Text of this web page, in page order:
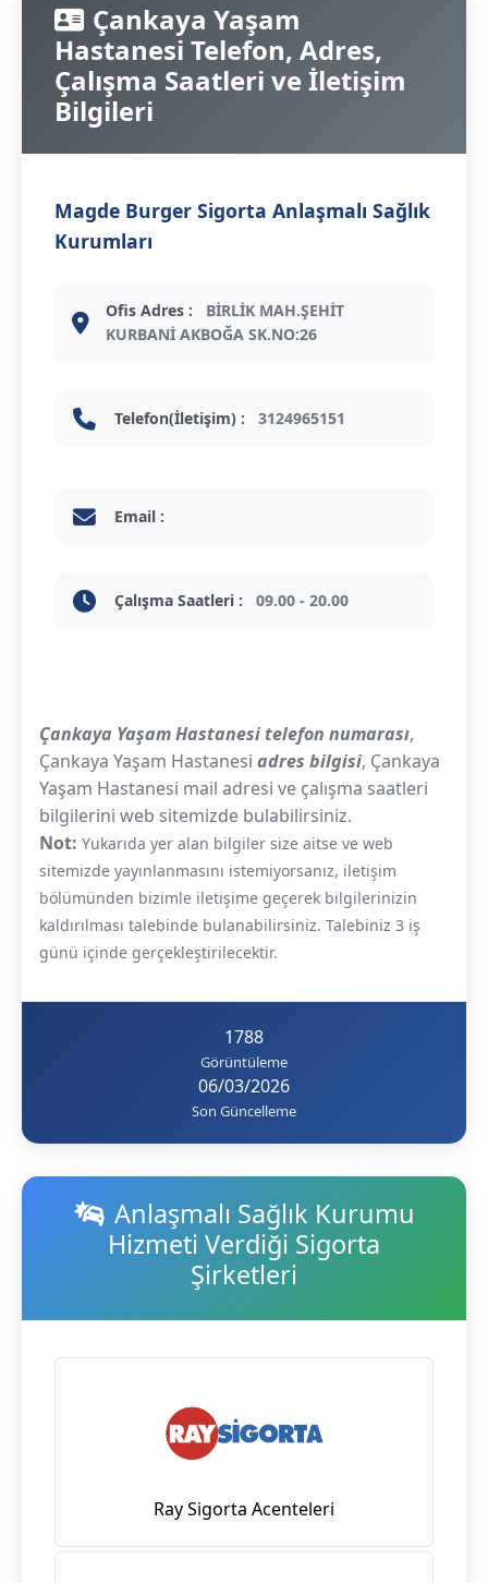
Çankaya Yaşam
Hastanesi Telefon, Adres,
Çalışma Saatleri ve İletişim
Bilgileri
Magde Burger Sigorta Anlaşmalı Sağlık
Kurumları
Ofis Adres :
BİRLİK MAH.ŞEHİT
KURBANİ AKBOĞA SK.NO:26
Telefon(İletişim) : 3124965151
Email :
Çalışma Saatleri : 09.00 - 20.00
Çankaya Yaşam Hastanesi telefon numarası,
Çankaya Yaşam Hastanesi adres bilgisi, Çankaya
Yaşam Hastanesi mail adresi ve çalışma saatleri
bilgilerini web sitemizde bulabilirsiniz.
Not: Yukarıda yer alan bilgiler size aitse ve web
sitemizde yayınlanmasını istemiyorsanız, iletişim
bölümünden bizimle iletişime geçerek bilgilerinizin
kaldırılması talebinde bulanabilirsiniz. Talebiniz 3 iş
günü içinde gerçekleştirilecektir.
1788
Görüntüleme
06/03/2026
Son Güncelleme
Anlaşmalı Sağlık Kurumu
Hizmeti Verdiği Sigorta
Şirketleri
Ray Sigorta Acenteleri